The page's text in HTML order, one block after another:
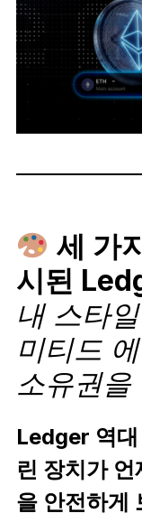
세 가
시된
내 스타
미티드
소유권
Ledger 역
린 장치가
을 안전하게